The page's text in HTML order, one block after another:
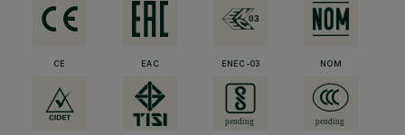
CE EAC ENEC-03 NOM